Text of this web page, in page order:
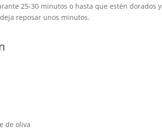
25-30 minutos o hasta que estén dorados
reposar unos minutos.
de oliva